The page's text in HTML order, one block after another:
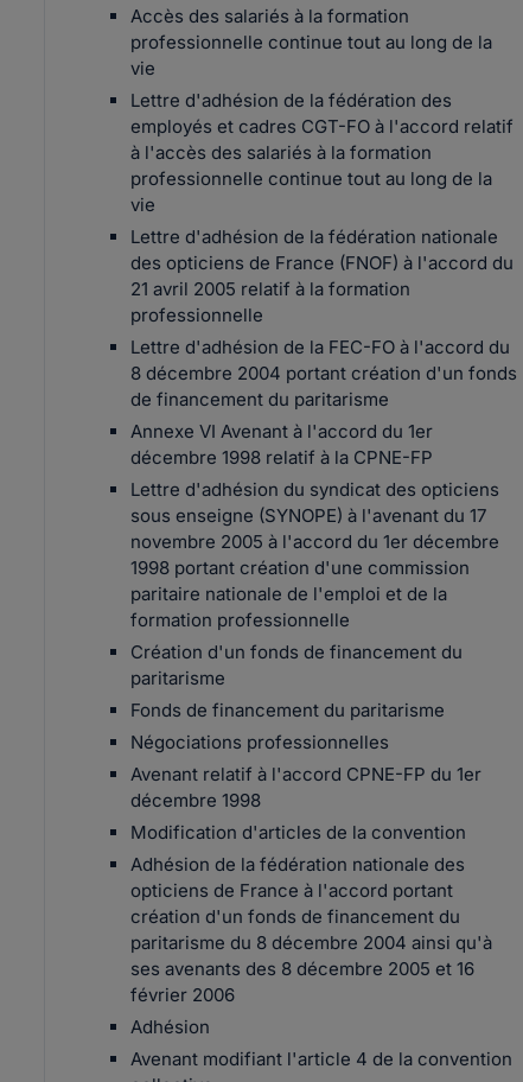
Accès des salariés à la formation
professionnelle continue tout au long de la
vie
Lettre d'adhésion de la fédération des
employés et cadres CGT-FO à l'accord relatif
à l'accès des salariés à la formation
professionnelle continue tout au long de la
vie
Lettre d'adhésion de la fédération nationale
des opticiens de France (FNOF) à l'accord du
21 avril 2005 relatif à la formation
professionnelle
Lettre d'adhésion de la FEC-FO à l'accord du
8 décembre 2004 portant création d'un fonds
de financement du paritarisme
Annexe VI Avenant à l'accord du 1er
décembre 1998 relatif à la CPNE-FP
Lettre d'adhésion du syndicat des opticiens
sous enseigne (SYNOPE) à l'avenant du 17
novembre 2005 à l'accord du 1er décembre
1998 portant création d'une commission
paritaire nationale de l'emploi et de la
formation professionnelle
Création d'un fonds de financement du
paritarisme
Fonds de financement du paritarisme
Négociations professionnelles
Avenant relatif à l'accord CPNE-FP du 1er
décembre 1998
Modification d'articles de la convention
Adhésion de la fédération nationale des
opticiens de France à l'accord portant
création d'un fonds de financement du
paritarisme du 8 décembre 2004 ainsi qu'à
ses avenants des 8 décembre 2005 et 16
février 2006
Adhésion
Avenant modifiant l'article 4 de la convention